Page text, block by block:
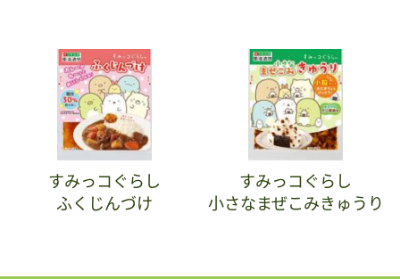
すみっコぐらし
ふくじんづけ
すみっコぐらし
小さなまぜこみきゅうり